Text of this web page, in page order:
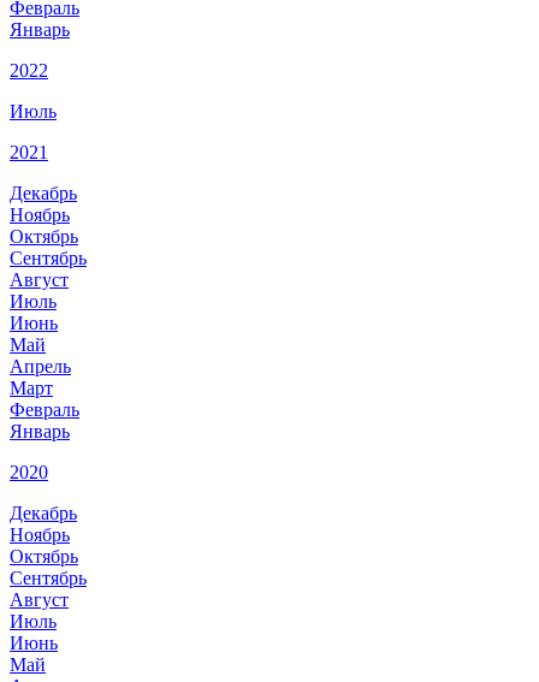
Февраль
Январь
2022
Июль
2021
Декабрь
Ноябрь
Октябрь
Сентябрь
Август
Июль
Июнь
Май
Апрель
Март
Февраль
Январь
2020
Декабрь
Ноябрь
Октябрь
Сентябрь
Август
Июль
Июнь
Май